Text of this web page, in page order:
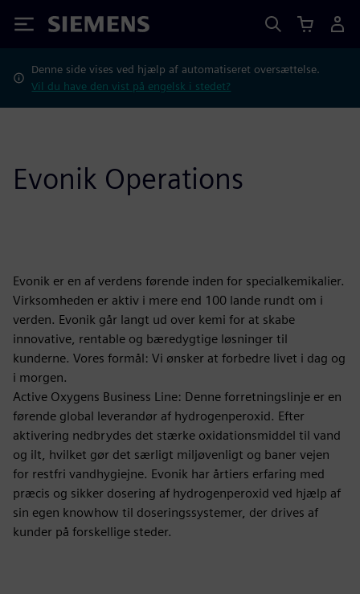
Siemens
Denne side vises ved hjælp af automatiseret oversættelse.
Vil du have den vist på engelsk i stedet?
Evonik Operations
Evonik er en af verdens førende inden for specialkemikalier.
Virksomheden er aktiv i mere end 100 lande rundt om i
verden. Evonik går langt ud over kemi for at skabe
innovative, rentable og bæredygtige løsninger til
kunderne. Vores formål: Vi ønsker at forbedre livet i dag og
i morgen.
Active Oxygens Business Line: Denne forretningslinje er en
førende global leverandør af hydrogenperoxid. Efter
aktivering nedbrydes det stærke oxidationsmiddel til vand
og ilt, hvilket gør det særligt miljøvenligt og baner vejen
for restfri vandhygiejne. Evonik har årtiers erfaring med
præcis og sikker dosering af hydrogenperoxid ved hjælp af
sin egen knowhow til doseringssystemer, der drives af
kunder på forskellige steder.